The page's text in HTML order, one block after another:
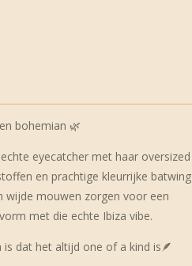
bohemian 🌿
eyecatcher met haar oversized
en prachtige kleurrijke batwing
wijde mouwen zorgen voor een
met die echte Ibiza vibe.
is dat het altijd one of a kind is🪶